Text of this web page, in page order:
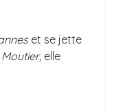
et se jette
Moutier, elle